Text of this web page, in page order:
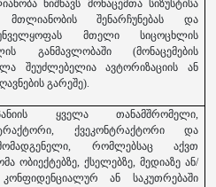
ნიშნავს მონაცემთა სიზუსტისა
შენარჩუნებას და
მთელი სიცოცხლის
განმავლობაში (მონაცემების
შეუძლებელია ავტორიზაციის ან
გარეშე).
ყველა თანამშრომელი,
ქვეკონტრაქტორი და
რომლებსაც აქვთ
ობიექტებზე, ქსელებზე, მედიაზე ან/
ან საკუთრებაში